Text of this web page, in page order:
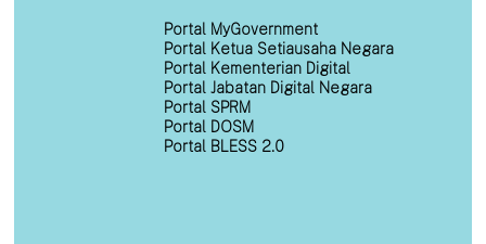
Portal MyGovernment
Portal Ketua Setiausaha Negara
Portal Kementerian Digital
Portal Jabatan Digital Negara
Portal SPRM
Portal DOSM
Portal BLESS 2.0